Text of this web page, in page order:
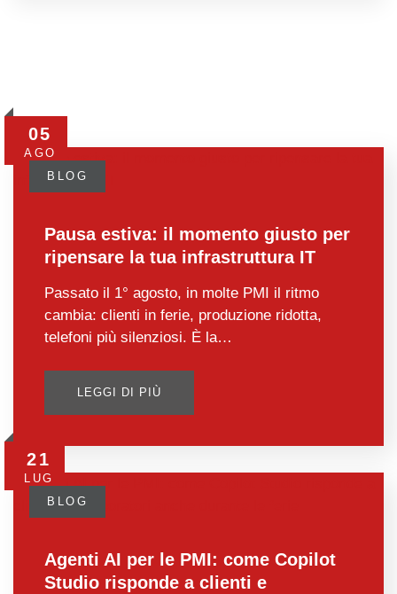
05
AGO
BLOG
Pausa estiva: il momento giusto per
ripensare la tua infrastruttura IT
Passato il 1° agosto, in molte PMI il ritmo
cambia: clienti in ferie, produzione ridotta,
telefoni più silenziosi. È la…
LEGGI DI PIÙ
21
LUG
BLOG
Agenti AI per le PMI: come Copilot
Studio risponde a clienti e